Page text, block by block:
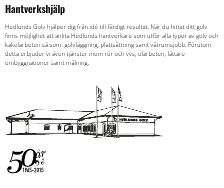
Hantverkshjälp
Hedlunds Golv hjälper dig från idé till färdigt resultat. När du hittat ditt golv
finns möjlighet att anlita Hedlunds hantverkare som utför alla typer av golv och
kakelarbeten så som: golvläggning, plattsättning samt våtrumsjobb. Förutom
detta erbjuder vi även tjänster inom rör och vvs, elarbeten, lättare
ombyggnationer samt målning.